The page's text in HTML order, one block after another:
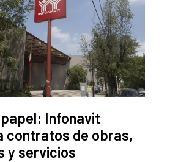
Infonavit
contratos de obras,
y servicios